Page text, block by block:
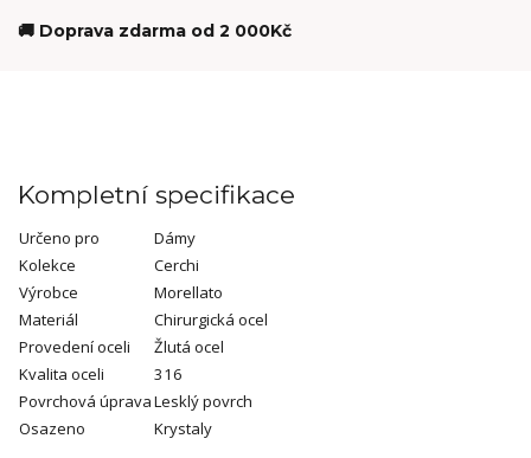
🚚 Doprava zdarma od 2 000Kč
Kompletní specifikace
Určeno pro
Dámy
Kolekce
Cerchi
Výrobce
Morellato
Materiál
Chirurgická ocel
Provedení oceli
Žlutá ocel
Kvalita oceli
316
Povrchová úpravaLesklý povrch
Osazeno
Krystaly